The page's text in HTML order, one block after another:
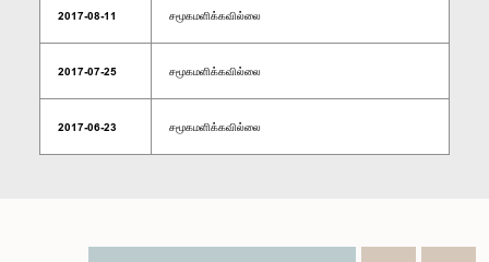
2017-08-11 சமூகமளிக்கவில்லை
2017-07-25 சமூகமளிக்கவில்லை
2017-06-23 சமூகமளிக்கவில்லை